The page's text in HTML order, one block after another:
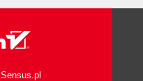
Sensus.pl